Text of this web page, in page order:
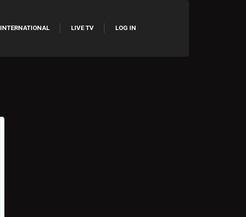
INTERNATIONAL LIVE TV LOG IN